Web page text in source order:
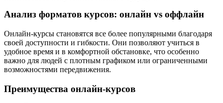
Анализ форматов курсов: онлайн vs оффлайн
Онлайн-курсы становятся все более популярными благодаря
своей доступности и гибкости. Они позволяют учиться в
удобное время и в комфортной обстановке, что особенно
важно для людей с плотным графиком или ограниченными
возможностями передвижения.
Преимущества онлайн-курсов